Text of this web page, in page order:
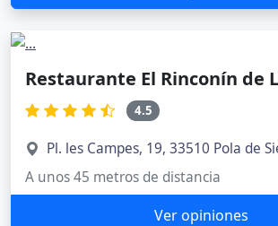
Restaurante El Rinconín de
4.5
Pl. les Campes, 19, 33510 Pola de
A unos 45 metros de distancia
Ver opiniones